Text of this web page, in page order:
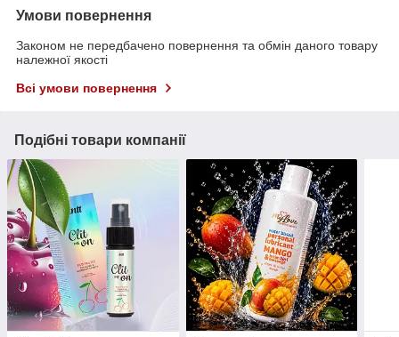
Умови повернення
Законом не передбачено повернення та обмін даного товару
належної якості
Всі умови повернення
Подібні товари компанії